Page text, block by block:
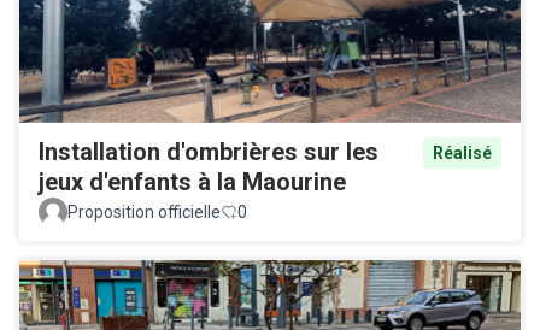
Installation d'ombrières sur les
jeux d'enfants à la Maourine
Réalisé
Proposition officielle 0